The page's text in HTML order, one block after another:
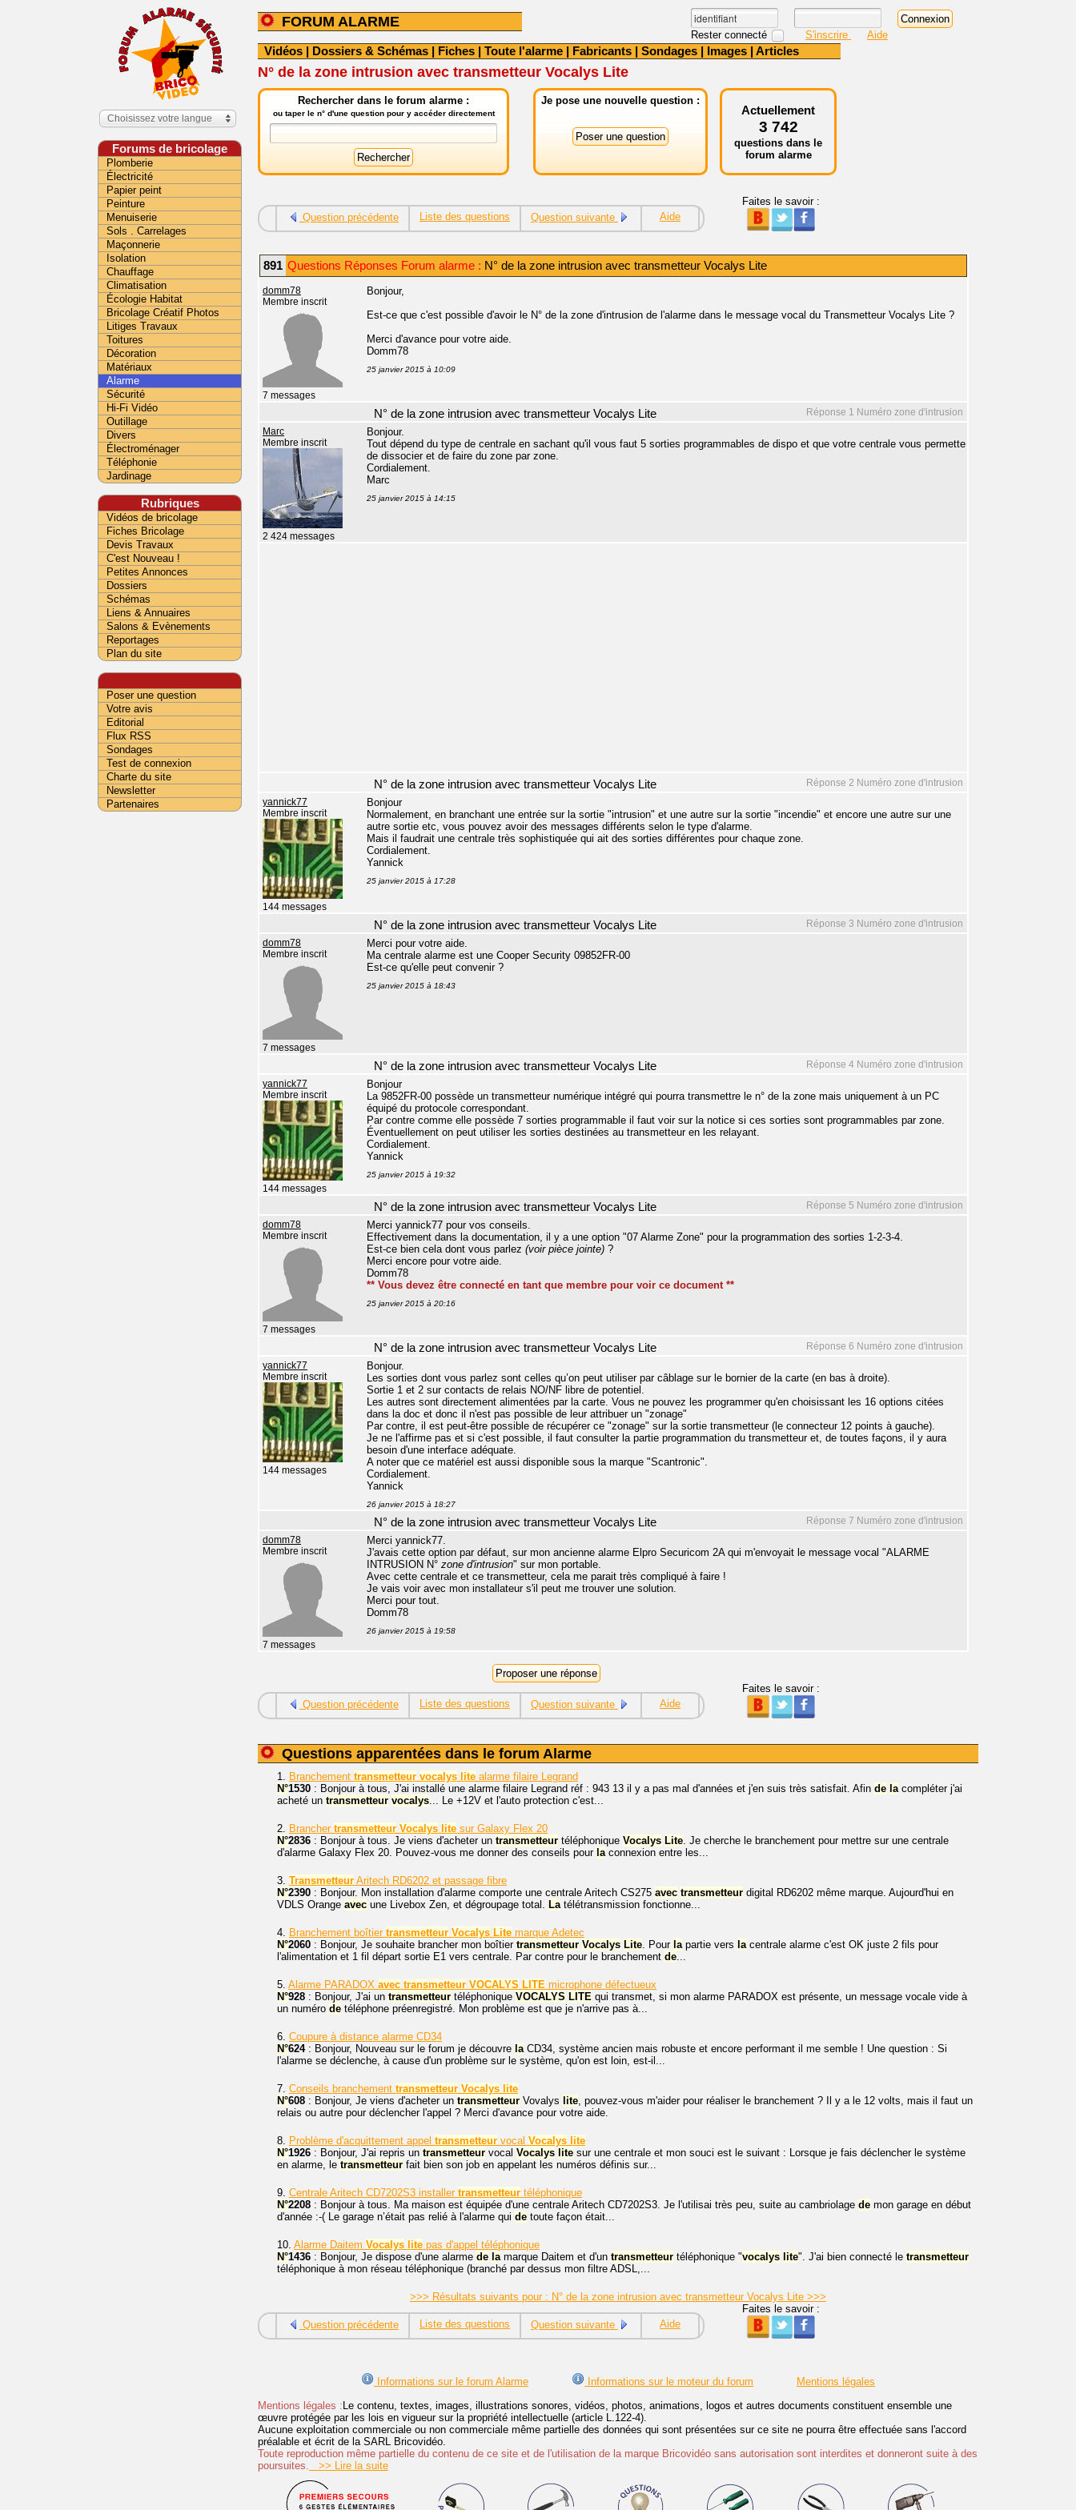
FORUM ALARME
Rester connecté S'inscrire Aide
Vidéos | Dossiers & Schémas | Fiches | Toute l'alarme | Fabricants | Sondages | Images | Articles
N° de la zone intrusion avec transmetteur Vocalys Lite
Rechercher dans le forum alarme :
ou taper le n° d'une question pour y accéder directement
Je pose une nouvelle question :
Actuellement
3 742
questions dans le
forum alarme
Question précédente Liste des questions Question suivante Aide
Faites le savoir :
891 Questions Réponses Forum alarme : N° de la zone intrusion avec transmetteur Vocalys Lite
domm78
Membre inscrit
7 messages
Bonjour,
Est-ce que c'est possible d'avoir le N° de la zone d'intrusion de l'alarme dans le message vocal du Transmetteur Vocalys Lite ?
Merci d'avance pour votre aide.
Domm78
25 janvier 2015 à 10:09
Réponse 1 Numéro zone d'intrusion
N° de la zone intrusion avec transmetteur Vocalys Lite
Marc
Membre inscrit
2 424 messages
Bonjour.
Tout dépend du type de centrale en sachant qu'il vous faut 5 sorties programmables de dispo et que votre centrale vous permette
de dissocier et de faire du zone par zone.
Cordialement.
Marc
25 janvier 2015 à 14:15
Réponse 2 Numéro zone d'intrusion
N° de la zone intrusion avec transmetteur Vocalys Lite
yannick77
Membre inscrit
144 messages
Bonjour
Normalement, en branchant une entrée sur la sortie "intrusion" et une autre sur la sortie "incendie" et encore une autre sur une
autre sortie etc, vous pouvez avoir des messages différents selon le type d'alarme.
Mais il faudrait une centrale très sophistiquée qui ait des sorties différentes pour chaque zone.
Cordialement.
Yannick
25 janvier 2015 à 17:28
Réponse 3 Numéro zone d'intrusion
N° de la zone intrusion avec transmetteur Vocalys Lite
domm78
Membre inscrit
7 messages
Merci pour votre aide.
Ma centrale alarme est une Cooper Security 09852FR-00
Est-ce qu'elle peut convenir ?
25 janvier 2015 à 18:43
Réponse 4 Numéro zone d'intrusion
N° de la zone intrusion avec transmetteur Vocalys Lite
yannick77
Membre inscrit
144 messages
Bonjour
La 9852FR-00 possède un transmetteur numérique intégré qui pourra transmettre le n° de la zone mais uniquement à un PC
équipé du protocole correspondant.
Par contre comme elle possède 7 sorties programmable il faut voir sur la notice si ces sorties sont programmables par zone.
Éventuellement on peut utiliser les sorties destinées au transmetteur en les relayant.
Cordialement.
Yannick
25 janvier 2015 à 19:32
Réponse 5 Numéro zone d'intrusion
N° de la zone intrusion avec transmetteur Vocalys Lite
domm78
Membre inscrit
7 messages
Merci yannick77 pour vos conseils.
Effectivement dans la documentation, il y a une option "07 Alarme Zone" pour la programmation des sorties 1-2-3-4.
Est-ce bien cela dont vous parlez (voir pièce jointe) ?
Merci encore pour votre aide.
Domm78
** Vous devez être connecté en tant que membre pour voir ce document **
25 janvier 2015 à 20:16
Réponse 6 Numéro zone d'intrusion
N° de la zone intrusion avec transmetteur Vocalys Lite
yannick77
Membre inscrit
144 messages
Bonjour.
Les sorties dont vous parlez sont celles qu’on peut utiliser par câblage sur le bornier de la carte (en bas à droite).
Sortie 1 et 2 sur contacts de relais NO/NF libre de potentiel.
Les autres sont directement alimentées par la carte. Vous ne pouvez les programmer qu'en choisissant les 16 options citées
dans la doc et donc il n'est pas possible de leur attribuer un "zonage"
Par contre, il est peut-être possible de récupérer ce "zonage" sur la sortie transmetteur (le connecteur 12 points à gauche).
Je ne l'affirme pas et si c'est possible, il faut consulter la partie programmation du transmetteur et, de toutes façons, il y aura
besoin d'une interface adéquate.
A noter que ce matériel est aussi disponible sous la marque "Scantronic".
Cordialement.
Yannick
26 janvier 2015 à 18:27
Réponse 7 Numéro zone d'intrusion
N° de la zone intrusion avec transmetteur Vocalys Lite
domm78
Membre inscrit
7 messages
Merci yannick77.
J'avais cette option par défaut, sur mon ancienne alarme Elpro Securicom 2A qui m'envoyait le message vocal "ALARME
INTRUSION N° zone d'intrusion" sur mon portable.
Avec cette centrale et ce transmetteur, cela me parait très compliqué à faire !
Je vais voir avec mon installateur s'il peut me trouver une solution.
Merci pour tout.
Domm78
26 janvier 2015 à 19:58
Question précédente Liste des questions Question suivante Aide
Faites le savoir :
Questions apparentées dans le forum Alarme
1. Branchement transmetteur vocalys lite alarme filaire Legrand
N°1530 : Bonjour à tous, J'ai installé une alarme filaire Legrand réf : 943 13 il y a pas mal d'années et j'en suis très satisfait. Afin de lacompléter j'ai
acheté un transmetteur vocalys... Le +12V et l'auto protection c'est...
2. Brancher transmetteur Vocalys lite sur Galaxy Flex 20
N°2836 : Bonjour à tous. Je viens d'acheter un transmetteur téléphonique Vocalys Lite. Je cherche le branchement pour mettre sur une centrale
d'alarme Galaxy Flex 20. Pouvez-vous me donner des conseils pour laconnexion entre les...
3. Transmetteur Aritech RD6202 et passage fibre
N°2390 : Bonjour. Mon installation d'alarme comporte une centrale Aritech CS275 avec transmetteur digital RD6202 même marque. Aujourd'hui en
VDLS Orange avec une Livebox Zen, et dégroupage total. Latélétransmission fonctionne...
4. Branchement boîtier transmetteur Vocalys Lite marque Adetec
N°2060 : Bonjour, Je souhaite brancher mon boîtier transmetteur Vocalys Lite. Pour lapartie vers lacentrale alarme c'est OK juste 2 fils pour
l'alimentation et 1 fil départ sortie E1 vers centrale. Par contre pour le branchement de...
5. Alarme PARADOX avec transmetteur VOCALYS LITE microphone défectueux
N°928 : Bonjour, J'ai un transmetteur téléphonique VOCALYS LITE qui transmet, si mon alarme PARADOX est présente, un message vocale vide à
un numéro de téléphone préenregistré. Mon problème est que je n'arrive pas à...
6. Coupure à distance alarme CD34
N°624: Bonjour, Nouveau sur le forum je découvre laCD34, système ancien mais robuste et encore performant il me semble ! Une question : Si
l'alarme se déclenche, à cause d'un problème sur le système, qu'on est loin, est-il...
7. Conseils branchement transmetteur Vocalys lite
N°608 : Bonjour, Je viens d'acheter un transmetteur Vovalys lite, pouvez-vous m'aider pour réaliser le branchement ? Il y a le 12 volts, mais il faut un
relais ou autre pour déclencher l'appel ? Merci d'avance pour votre aide.
8. Problème d'acquittement appel transmetteur vocal Vocalys lite
N°1926 : Bonjour, J'ai repris un transmetteur vocal Vocalys lite sur une centrale et mon souci est le suivant : Lorsque je fais déclencher le système
en alarme, le transmetteur fait bien son job en appelant les numéros définis sur...
9. Centrale Aritech CD7202S3 installer transmetteur téléphonique
N°2208 : Bonjour à tous. Ma maison est équipée d'une centrale Aritech CD7202S3. Je l'utilisai très peu, suite au cambriolage de mon garage en début
d'année :-( Le garage n’était pas relié à l'alarme qui de toute façon était...
10. Alarme Daitem Vocalys lite pas d'appel téléphonique
N°1436 : Bonjour, Je dispose d'une alarme de lamarque Daitem et d'un transmetteur téléphonique "vocalys lite". J'ai bien connecté le transmetteur
téléphonique à mon réseau téléphonique (branché par dessus mon filtre ADSL,...
>>> Résultats suivants pour : N° de la zone intrusion avec transmetteur Vocalys Lite >>>
Question précédente Liste des questions Question suivante Aide
Faites le savoir :
Informations sur le forum Alarme Informations sur le moteur du forum
Mentions légales
Mentions légales : Le contenu, textes, images, illustrations sonores, vidéos, photos, animations, logos et autres documents constituent ensemble une
œuvre protégée par les lois en vigueur sur la propriété intellectuelle (article L.122-4).
Aucune exploitation commerciale ou non commerciale même partielle des données qui sont présentées sur ce site ne pourra être effectuée sans l'accord
préalable et écrit de la SARL Bricovidéo.
Toute reproduction même partielle du contenu de ce site et de l'utilisation de la marque Bricovidéo sans autorisation sont interdites et donneront suite à des
poursuites. >> Lire la suite
Choisissez votre langue
Forums de bricolage
Plomberie
Électricité
Papier peint
Peinture
Menuiserie
Sols . Carrelages
Maçonnerie
Isolation
Chauffage
Climatisation
Écologie Habitat
Bricolage Créatif Photos
Litiges Travaux
Toitures
Décoration
Matériaux
Alarme
Sécurité
Hi-Fi Vidéo
Outillage
Divers
Électroménager
Téléphonie
Jardinage
Rubriques
Vidéos de bricolage
Fiches Bricolage
Devis Travaux
C'est Nouveau !
Petites Annonces
Dossiers
Schémas
Liens & Annuaires
Salons & Evènements
Reportages
Plan du site
Poser une question
Votre avis
Editorial
Flux RSS
Sondages
Test de connexion
Charte du site
Newsletter
Partenaires